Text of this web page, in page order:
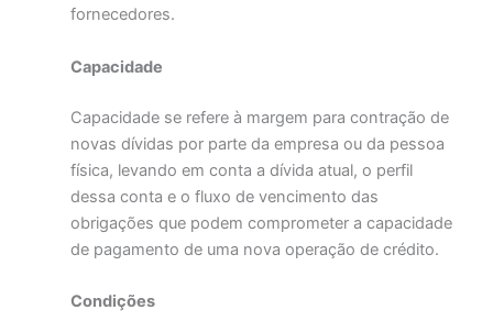
fornecedores.
Capacidade
Capacidade se refere à margem para contração de
novas dívidas por parte da empresa ou da pessoa
física, levando em conta a dívida atual, o perfil
dessa conta e o fluxo de vencimento das
obrigações que podem comprometer a capacidade
de pagamento de uma nova operação de crédito.
Condições